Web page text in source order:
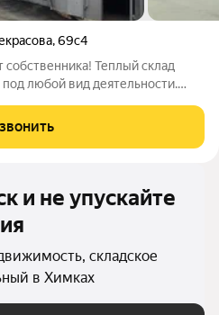
,69с4
Теплый склад
любой вид деятельности.
Уникальная локация с
и не упускайте
складское
в Химках